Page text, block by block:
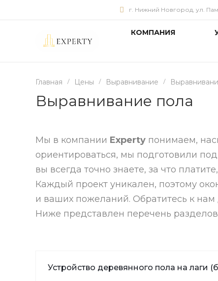
г. Нижний Новгород, ул.
КОМПАНИЯ
Главная / Цены / Выравнивание /
Выравнивание пола
Мы в компании Experty понимаем,
ориентироваться, мы подготовили
вы всегда точно знаете, за что
Каждый проект уникален, поэтому
и ваших пожеланий. Обратитесь к нам
Ниже представлен перечень
Устройство деревянного пола на лаги